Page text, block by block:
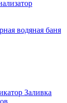
водяная баня
Заливка